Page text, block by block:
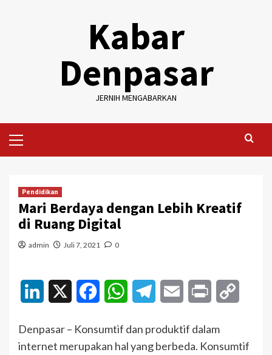
Kabar
Denpasar
JERNIH MENGABARKAN
Menu
Pendidikan
Mari Berdaya dengan Lebih Kreatif
di Ruang Digital
admin Juli 7, 2021 0
LinkedIn FacebookWhatsAppTelegramEmail Print
Denpasar – Konsumtif dan produktif dalam
internet merupakan hal yang berbeda. Konsumtif